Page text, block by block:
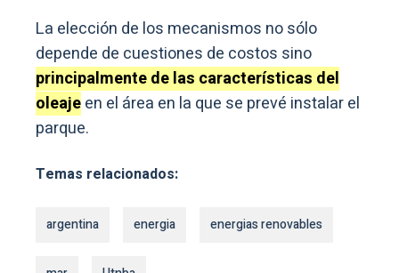
La elección de los mecanismos no sólo
depende de cuestiones de costos sino
principalmente de las características del
oleajeen el área en la que se prevé instalar el
parque.
Temas relacionados:
argentina energia energias renovables